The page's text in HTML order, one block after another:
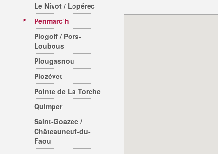
Le Nivot / Lopérec
Penmarc’h
Plogoff / Pors-
Loubous
Plougasnou
Plozévet
Pointe de La Torche
Quimper
Saint-Goazec /
Châteauneuf-du-
Faou